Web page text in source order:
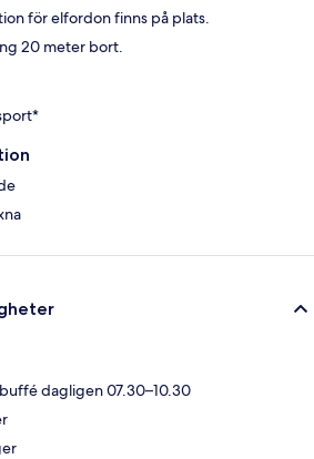
för elfordon finns på plats.
20 meter bort.
dagligen 07.30–10.30